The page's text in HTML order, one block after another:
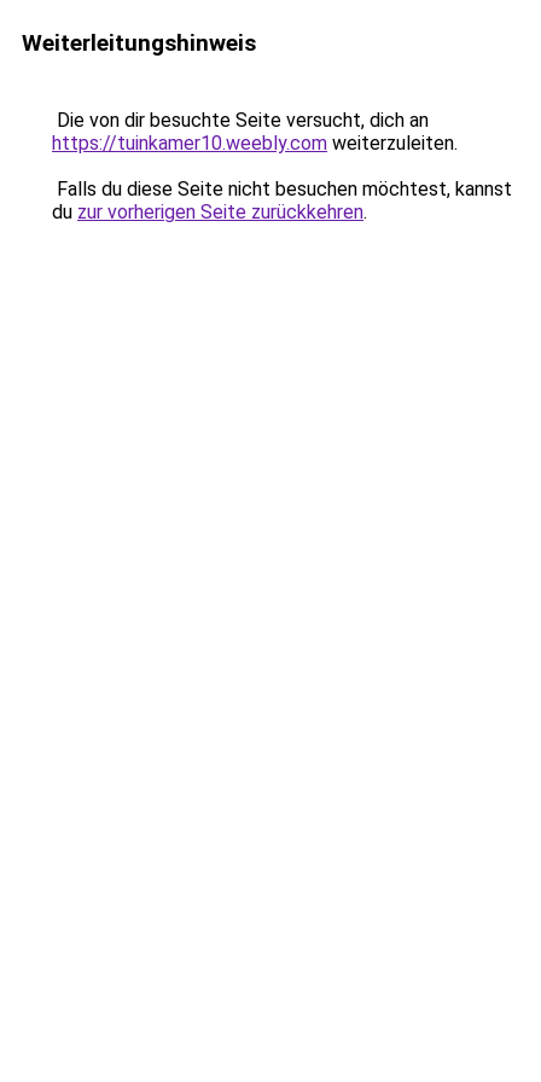
Weiterleitungshinweis
Die von dir besuchte Seite versucht, dich an
https://tuinkamer10.weebly.com weiterzuleiten.
Falls du diese Seite nicht besuchen möchtest, kannst
du zur vorherigen Seite zurückkehren.